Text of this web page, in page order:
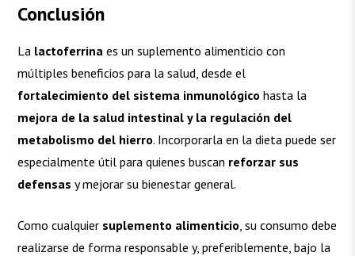
Conclusión
La lactoferrina es un suplemento alimenticio con
múltiples beneficios para la salud, desde el
fortalecimiento del sistema inmunológico hasta la
mejora de la salud intestinal y la regulación del
metabolismo del hierro. Incorporarla en la dieta puede ser
especialmente útil para quienes buscan reforzar sus
defensas y mejorar su bienestar general.
Como cualquier suplemento alimenticio , su consumo debe
realizarse de forma responsable y, preferiblemente, bajo la